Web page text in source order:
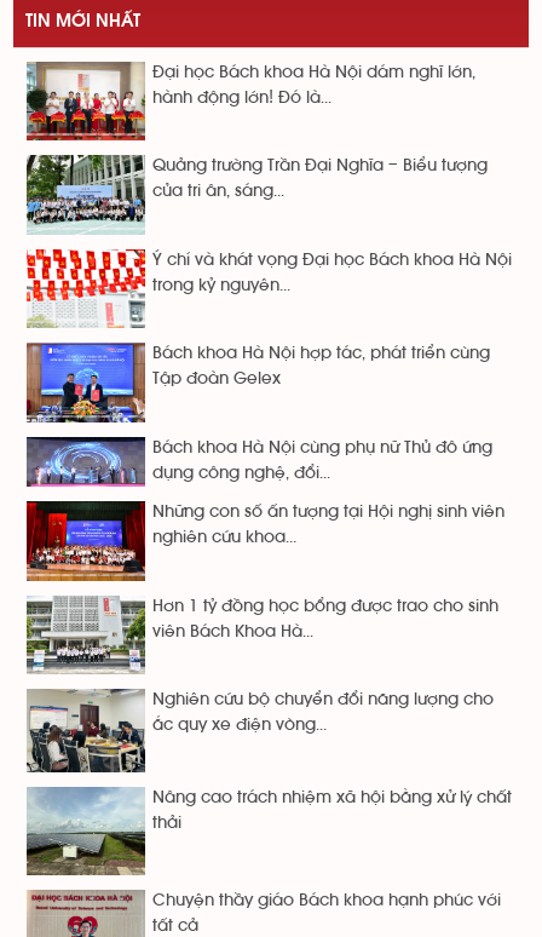
TIN MỚI NHẤT
Đại học Bách khoa Hà Nội dám nghĩ lớn,
hành động lớn! Đó là...
Quảng trường Trần Đại Nghĩa – Biểu tượng
của tri ân, sáng...
Ý chí và khát vọng Đại học Bách khoa Hà Nội
trong kỷ nguyên...
Bách khoa Hà Nội hợp tác, phát triển cùng
Tập đoàn Gelex
Bách khoa Hà Nội cùng phụ nữ Thủ đô ứng
dụng công nghệ, đổi...
Những con số ấn tượng tại Hội nghị sinh viên
nghiên cứu khoa...
Hơn 1 tỷ đồng học bổng được trao cho sinh
viên Bách Khoa Hà...
Nghiên cứu bộ chuyển đổi năng lượng cho
ắc quy xe điện vòng...
Nâng cao trách nhiệm xã hội bằng xử lý chất
thải
Chuyện thầy giáo Bách khoa hạnh phúc với
tất cả